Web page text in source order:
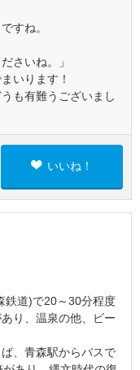
すね。
さいね。」
いります！
も有難うございまし
いいね！
道)で20～30分程度
り、温泉の他、ビー
、青森駅からバスで